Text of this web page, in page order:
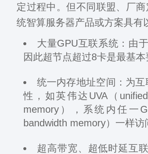
定过程中。但不同联盟、厂
统智算服务器产品或方案具有
大量GPU互联系统：由
因此超节点超过8卡是最基本
统一内存地址空间：为
性，如英伟达UVA（
memory），系统内任一
bandwidth memory）一样
超高带宽、超低时延互